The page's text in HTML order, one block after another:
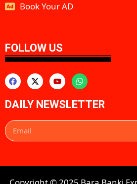
Book Your AD
FOLLOW US
DAILY NEWSLETTER